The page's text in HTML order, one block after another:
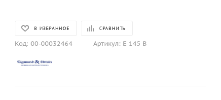
В ИЗБРАННОЕ СРАВНИТЬ
Код: 00-00032464 Артикул: E 145 B